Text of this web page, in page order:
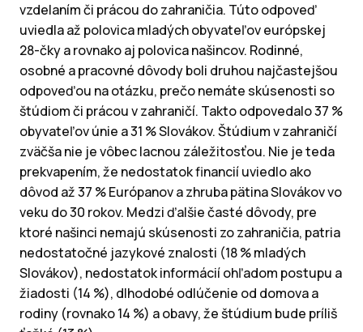
vzdelaním či prácou do zahraničia. Túto odpoveď
uviedla až polovica mladých obyvateľov európskej
28-čky a rovnako aj polovica našincov. Rodinné,
osobné a pracovné dôvody boli druhou najčastejšou
odpoveďou na otázku, prečo nemáte skúsenosti so
štúdiom či prácou v zahraničí. Takto odpovedalo 37 %
obyvateľov únie a 31 % Slovákov. Štúdium v zahraničí
zväčša nie je vôbec lacnou záležitosťou. Nie je teda
prekvapením, že nedostatok financií uviedlo ako
dôvod až 37 % Európanov a zhruba pätina Slovákov vo
veku do 30 rokov. Medzi ďalšie časté dôvody, pre
ktoré našinci nemajú skúsenosti zo zahraničia, patria
nedostatočné jazykové znalosti (18 % mladých
Slovákov), nedostatok informácií ohľadom postupu a
žiadosti (14 %), dlhodobé odlúčenie od domova a
rodiny (rovnako 14 %) a obavy, že štúdium bude príliš